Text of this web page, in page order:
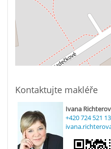
Kontaktujte makléře
Ivana
+420 724 521